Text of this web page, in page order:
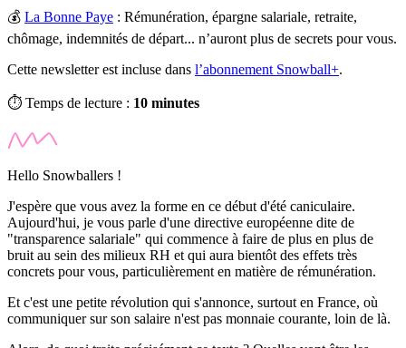
💰 La Bonne Paye : Rémunération, épargne salariale, retraite,
chômage, indemnités de départ... n’auront plus de secrets pour vous.
Cette newsletter est incluse dans l’abonnement Snowball+.
⏱️ Temps de lecture : 10 minutes
Hello Snowballers !
J'espère que vous avez la forme en ce début d'été caniculaire.
Aujourd'hui, je vous parle d'une directive européenne dite de
"transparence salariale" qui commence à faire de plus en plus de
bruit au sein des milieux RH et qui aura bientôt des effets très
concrets pour vous, particulièrement en matière de rémunération.
Et c'est une petite révolution qui s'annonce, surtout en France, où
communiquer sur son salaire n'est pas monnaie courante, loin de là.